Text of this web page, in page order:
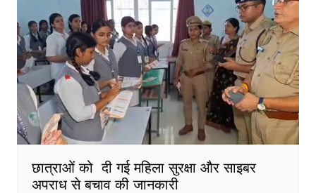
छात्राओं को दी गई महिला सुरक्षा और साइबर
अपराध से बचाव की जानकारी